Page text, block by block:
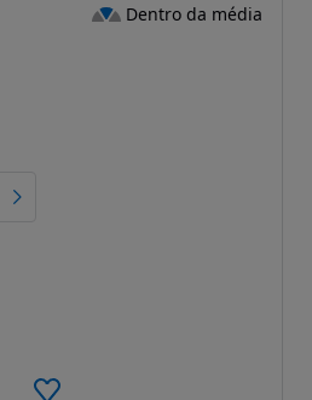
Dentro da média